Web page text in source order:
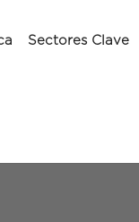
Sectores Clave